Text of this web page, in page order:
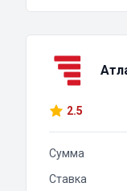
2.5
Сумма
Ставка